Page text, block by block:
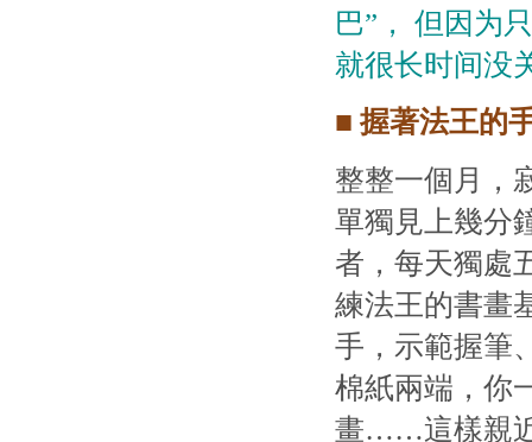
巴”， 但因为
就很长时间没
■ 握著法王的
整整一個月，
單獨見上幾分
者，每天獨處
練法王的書畫
手，示範握筆
棉紙兩端，你
畫……這樣親